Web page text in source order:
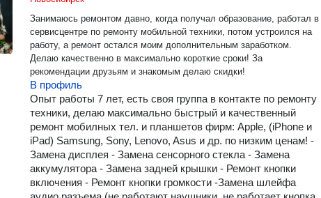
Занимаюсь ремонтом давно, когда получал образование, работал в
сервисцентре по ремонту мобильной техники, потом устроился на
работу, а ремонт остался моим дополнительным заработком.
Делаю качественно в максимально короткие сроки! За
рекомендации друзьям и знакомым делаю скидки!
В профиль
Опыт работы 7 лет, есть своя группа в контакте по ремонту
техники, делаю максимально быстрый и качественный
ремонт мобилных тел. и планшетов фирм: Apple, (iPhone и
iPad) Samsung, Sony, Lenovo, Asus и др. по низким ценам! -
Замена дисплея - Замена сенсорного стекла - Замена
аккумулятора - Замена задней крышки - Ремонт кнопки
включения - Ремонт кнопки громкости -Замена шлейфа